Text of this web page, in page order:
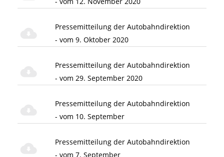
Pressemitteilung der Autobahndirektion
- vom 9. Oktober 2020
Pressemitteilung der Autobahndirektion
- vom 29. September 2020
Pressemitteilung der Autobahndirektion
- vom 10. September
Pressemitteilung der Autobahndirektion
- vom 7. September